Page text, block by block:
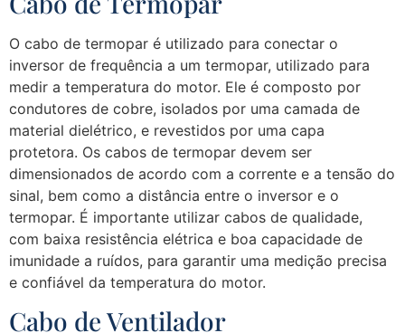
O cabo de termopar é utilizado para conectar o
inversor de frequência a um termopar, utilizado para
medir a temperatura do motor. Ele é composto por
condutores de cobre, isolados por uma camada de
material dielétrico, e revestidos por uma capa
protetora. Os cabos de termopar devem ser
dimensionados de acordo com a corrente e a tensão do
sinal, bem como a distância entre o inversor e o
termopar. É importante utilizar cabos de qualidade,
com baixa resistência elétrica e boa capacidade de
imunidade a ruídos, para garantir uma medição precisa
e confiável da temperatura do motor.
Cabo de Ventilador